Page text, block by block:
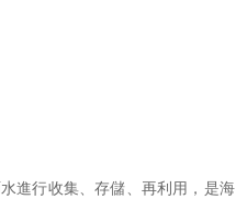
進行收集、存儲、再利用 ，是海